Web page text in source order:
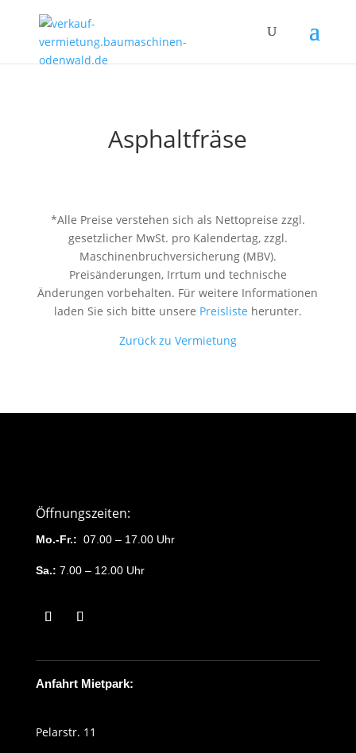
Asphaltfräse
*Alle Preise verstehen sich als Nettopreise zzgl.
gesetzlicher MwSt. pro Kalendertag, zzgl.
Maschinenbruchversicherung (MBV).
Preisänderungen, Irrtum und technische
Änderungen vorbehalten. Für weitere Informationen
laden Sie sich bitte unsere Preisliste herunter.
Zurück zu Vermietung
Öffnungszeiten:
Mo.-Fr.: 07.00 – 17.00 Uhr
Sa.: 7.00 – 12.00 Uhr
Anfahrt Mietpark:
Pelarstr. 11